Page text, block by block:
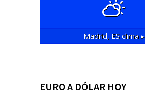
Madrid, ES clima ▸
EURO A DÓLAR HOY